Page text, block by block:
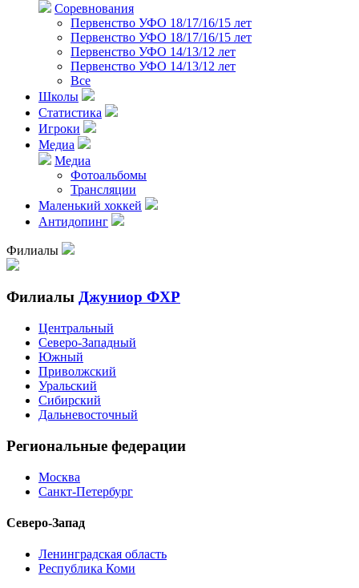
Соревнования
Первенство УФО 18/17/16/15 лет
Первенство УФО 18/17/16/15 лет
Первенство УФО 14/13/12 лет
Первенство УФО 14/13/12 лет
Все
Школы
Статистика
Игроки
Медиа
Медиа
Фотоальбомы
Трансляции
Маленький хоккей
Антидопинг
Филиалы
Филиалы Джуниор ФХР
Центральный
Северо-Западный
Южный
Приволжский
Уральский
Сибирский
Дальневосточный
Региональные федерации
Москва
Санкт-Петербург
Северо-Запад
Ленинградская область
Республика Коми